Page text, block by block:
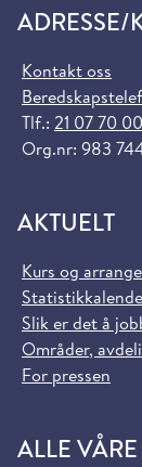
ADRESSE/
Kontakt oss
Tlf.: 21 07 70 00
Org.nr: 983
AKTUELT
Kurs og
Slik er det å
Områder,
For pressen
ALLE VÅRE